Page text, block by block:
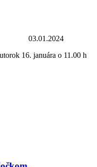
03.01.2024
16. januára o 11.00 h